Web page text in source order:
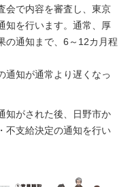
会で内容を審査し、東京
知を行います。通常、厚
の通知まで、6～12カ月程
通知が通常より遅くなっ
知がされた後、日野市か
不支給決定の通知を行い